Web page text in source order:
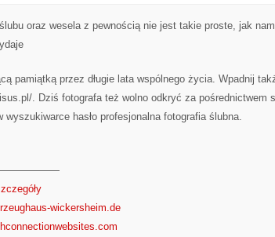
oraz wesela z pewnością nie jest takie proste, jak
pamiątką przez długie lata wspólnego życia. Wpadnij
. Dziś fotografa też wolno odkryć za pośrednictwem
wyszukiwarce hasło profesjonalna fotografia ślubna.
wickersheim.de